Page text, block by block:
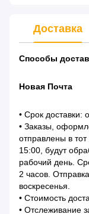
Доставка
Способы
Новая Почта
• Срок доставки:
• Заказы,
отправлены в
15:00, будут
рабочий день.
2 часов.
воскресенья.
• Стоимость
• Отслеживание